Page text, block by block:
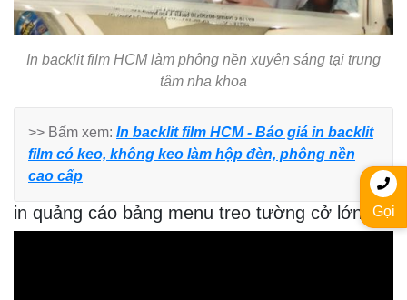
In backlit film HCM làm phông nền xuyên sáng tại trung
tâm nha khoa
>> Bấm xem: In backlit film HCM - Báo giá in backlit
film có keo, không keo làm hộp đèn, phông nền
cao cấp
in quảng cáo bảng menu treo tường cở lớn Gọi